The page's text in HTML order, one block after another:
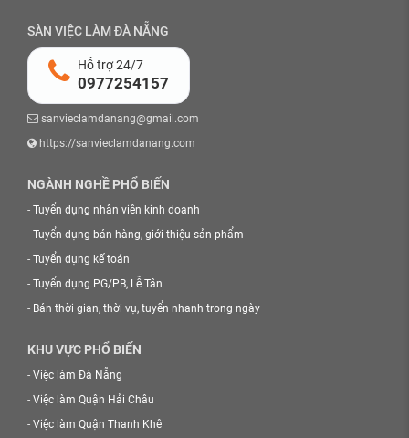
SÀN VIỆC LÀM ĐÀ NẴNG
Hỗ trợ 24/7
0977254157
sanvieclamdanang@gmail.com
https://sanvieclamdanang.com
NGÀNH NGHỀ PHỔ BIẾN
- Tuyển dụng nhân viên kinh doanh
- Tuyển dụng bán hàng, giới thiệu sản phẩm
- Tuyển dụng kế toán
- Tuyển dụng PG/PB, Lễ Tân
- Bán thời gian, thời vụ, tuyển nhanh trong ngày
KHU VỰC PHỔ BIẾN
- Việc làm Đà Nẵng
- Việc làm Quận Hải Châu
- Việc làm Quận Thanh Khê